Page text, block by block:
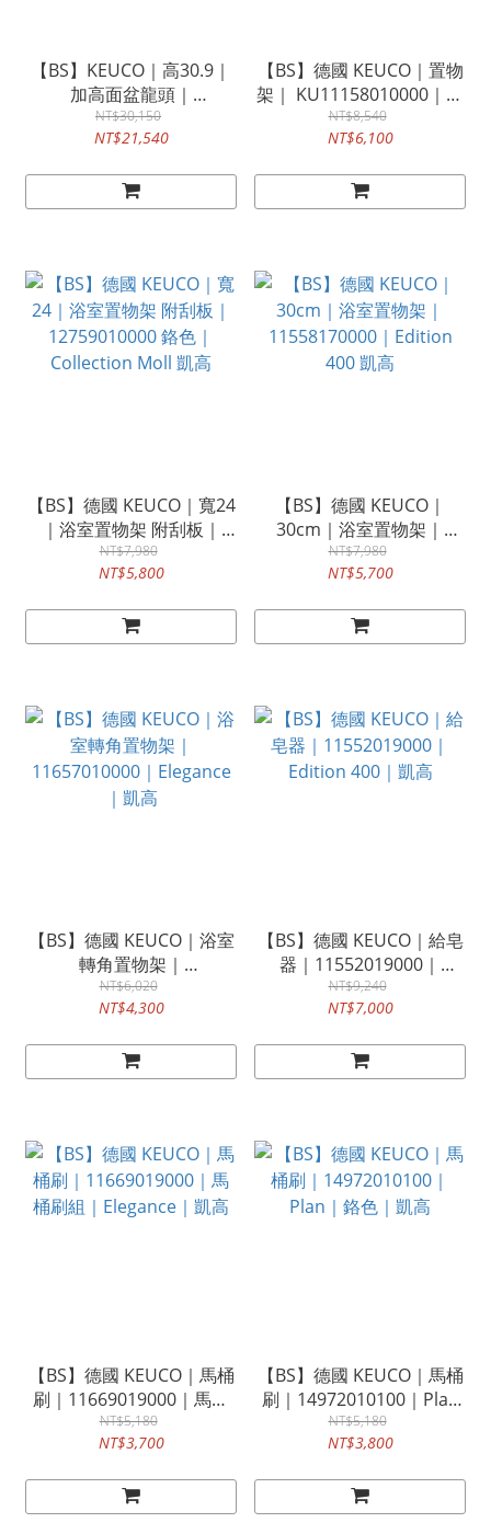
【BS】KEUCO｜高30.9｜
加高面盆龍頭｜
KU51502010102 鉻色｜
Edition 400 凱高
NT$30,150
NT$21,540
【BS】德國 KEUCO｜置物
架｜ KU11158010000｜鉻
色｜Edition 400
NT$8,540
NT$6,100
【BS】德國 KEUCO｜寬24
｜浴室置物架 附刮板｜
12759010000 鉻色｜
Collection Moll 凱高
NT$7,980
NT$5,800
【BS】德國 KEUCO｜
30cm｜浴室置物架｜
11558170000｜Edition
400 凱高
NT$7,980
NT$5,700
【BS】德國 KEUCO｜浴室
轉角置物架｜
11657010000｜Elegance
｜凱高
NT$6,020
NT$4,300
【BS】德國 KEUCO｜給皂
器｜11552019000｜
Edition 400｜凱高
NT$9,240
NT$7,000
【BS】德國 KEUCO｜馬桶
刷｜11669019000｜馬桶
刷組｜Elegance｜凱高
NT$5,180
NT$3,700
【BS】德國 KEUCO｜馬桶
刷｜14972010100｜Plan
｜鉻色｜凱高
NT$5,180
NT$3,800